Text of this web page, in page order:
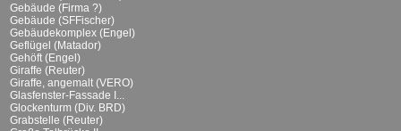
Gebäude (Firma ?)
Gebäude (SFFischer)
Gebäudekomplex (Engel)
Geflügel (Matador)
Gehöft (Engel)
Giraffe (Reuter)
Giraffe, angemalt (VERO)
Glasfenster-Fassade I...
Glockenturm (Div. BRD)
Grabstelle (Reuter)